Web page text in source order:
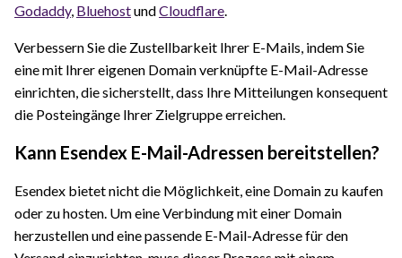
Godaddy, BluehostundCloudflare
Verbessern Sie die Zustellbarkeit Ihrer E-Mails, indem Sie
eine mit Ihrer eigenen Domain verknüpfte E-Mail-Adresse
einrichten, die sicherstellt, dass Ihre Mitteilungen konsequent
die Posteingänge Ihrer Zielgruppe erreichen.
Kann Esendex E-Mail-Adressen bereitstellen?
Esendex bietet nicht die Möglichkeit, eine Domain zu kaufen
oder zu hosten. Um eine Verbindung mit einer Domain
herzustellen und eine passende E-Mail-Adresse für den